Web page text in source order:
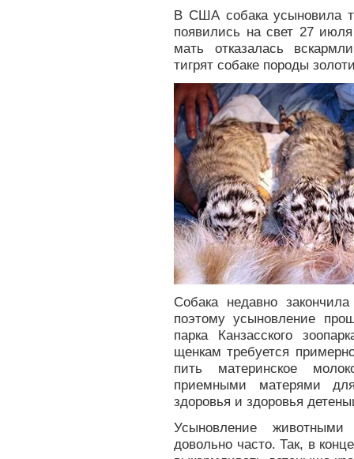
В США собака усыновила
появились на свет 27
мать отказалась
тигрят собаке породы
Собака недавно
поэтому усыновление
парка Канзасского
щенкам требуется
пить материнское
приемными матерями
здоровья и здоровья
Усыновление
довольно часто. Так, в